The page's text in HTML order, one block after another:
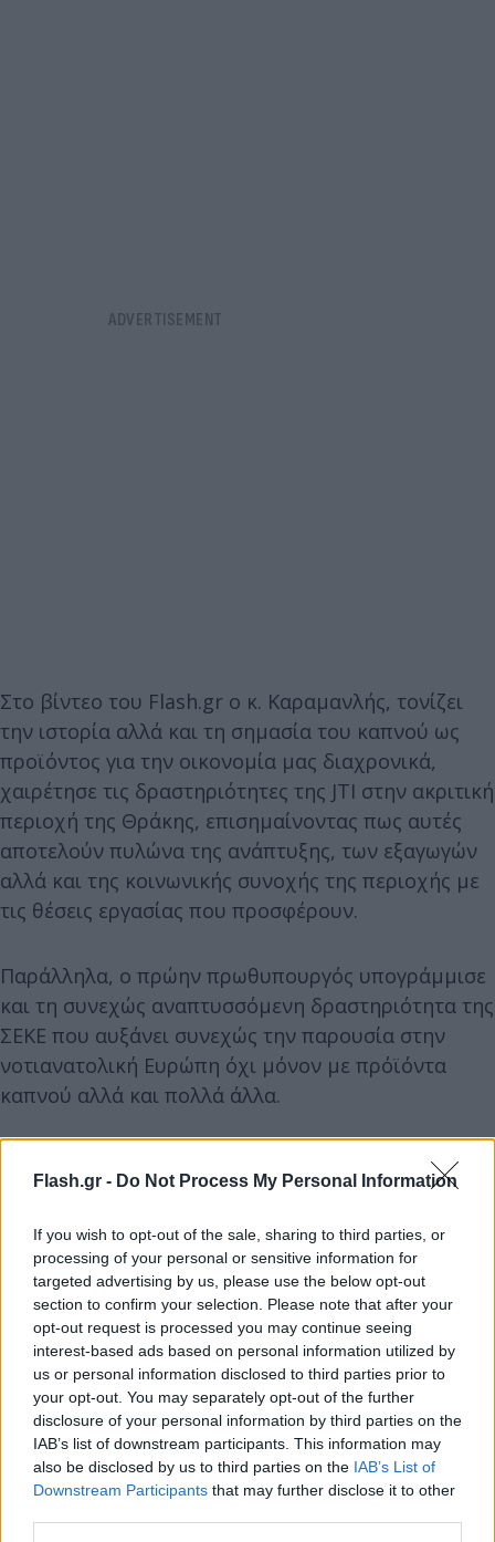
Flash.gr - Do Not Process My Personal Information
If you wish to opt-out of the sale, sharing to third parties, or
processing of your personal or sensitive information for
targeted advertising by us, please use the below opt-out
section to confirm your selection. Please note that after your
opt-out request is processed you may continue seeing
interest-based ads based on personal information utilized by
us or personal information disclosed to third parties prior to
your opt-out. You may separately opt-out of the further
disclosure of your personal information by third parties on the
IAB’s list of downstream participants. This information may
also be disclosed by us to third parties on the IAB’s List of
Downstream Participants that may further disclose it to other
Στο βίντεο του Flash.gr o κ. Καραμανλής, τονίζει
την ιστορία αλλά και τη σημασία του καπνού ως
προϊόντος για την οικονομία μας διαχρονικά,
χαιρέτησε τις δραστηριότητες της JTI στην ακριτική
περιοχή της Θράκης, επισημαίνοντας πως αυτές
αποτελούν πυλώνα της ανάπτυξης, των εξαγωγών
αλλά και της κοινωνικής συνοχής της περιοχής με
τις θέσεις εργασίας που προσφέρουν.
Παράλληλα, ο πρώην πρωθυπουργός υπογράμμισε
και τη συνεχώς αναπτυσσόμενη δραστηριότητα της
ΣΕΚΕ που αυξάνει συνεχώς την παρουσία στην
νοτιανατολική Ευρώπη όχι μόνον με πρόϊόντα
καπνού αλλά και πολλά άλλα.